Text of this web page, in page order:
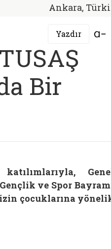
Ankara,
Yazdır
Bir
ve Spor
çocuklarına